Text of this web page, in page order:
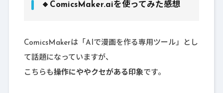
🔸ComicsMaker.aiを使ってみた感想
ComicsMakerは「AIで漫画を作る専用ツール」とし
て話題になっていますが、
こちらも操作にややクセがある印象です。